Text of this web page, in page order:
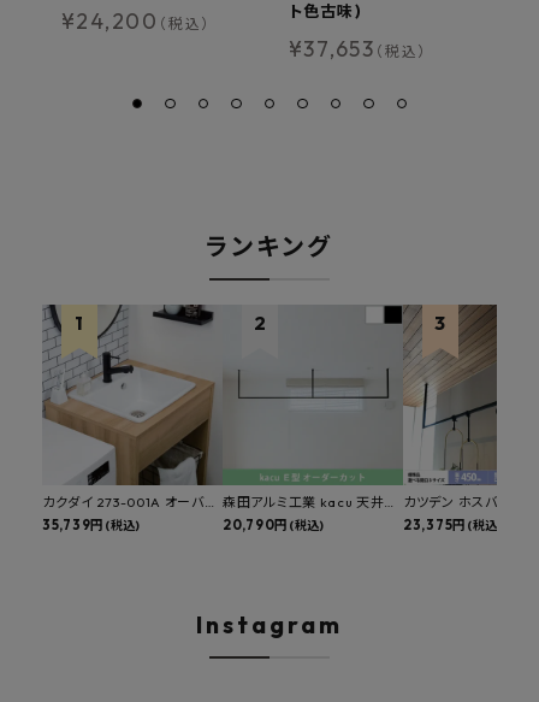
¥24,200 （税込）
ト色古味)
¥37,653 （税込）
ランキング
カクダイ 273-001A オーバー
カウンタースロップシンク 選
35,739円 (税込)
森田アルミ工業 kacu 天井付
け物干し E型 サイズオーダー
20,790円 (税込)
カツデン ホスバ 天井
物干し 標準サイズ ス
23,375円 (税込)
Instagram